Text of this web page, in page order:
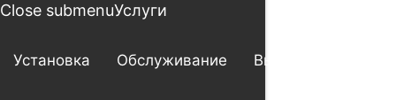
Close submenuУслуги
Установка Обслуживание Выезд